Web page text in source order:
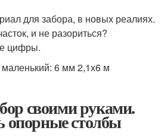
для забора, в новых реалиях.
и не разориться?
цифры.
6 мм 2,1х6 м
своими руками.
опорные столбы